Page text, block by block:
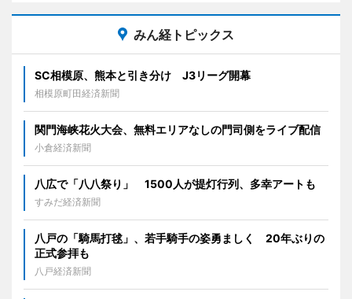
みん経トピックス
SC相模原、熊本と引き分け J3リーグ開幕
相模原町田経済新聞
関門海峡花火大会、無料エリアなしの門司側をライブ配信
小倉経済新聞
八広で「八八祭り」 1500人が提灯行列、多幸アートも
すみだ経済新聞
八戸の「騎馬打毬」、若手騎手の姿勇ましく 20年ぶりの
正式参拝も
八戸経済新聞